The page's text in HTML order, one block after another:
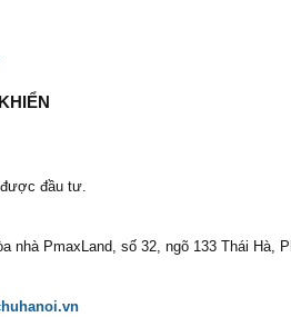
được đầu tư.
nhà PmaxLand, số 32, ngõ 133 Thái Hà,